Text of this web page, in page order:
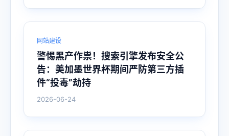
网站建设
警惕黑产作祟！搜索引擎发布安全公
告：美加墨世界杯期间严防第三方插
件“投毒”劫持
2026-06-24